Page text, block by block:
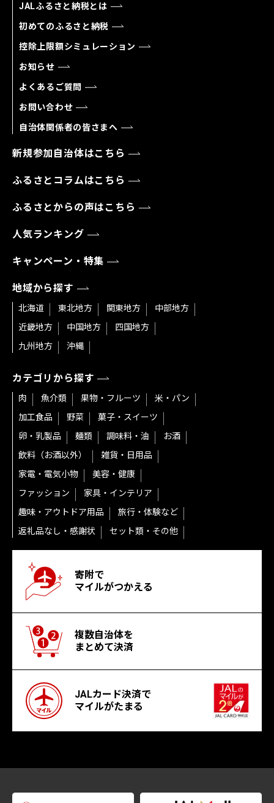
JALふるさと納税とは
初めてのふるさと納税
控除上限額シミュレーション
お知らせ
よくあるご質問
お問い合わせ
自治体関係者の皆さまへ
新規参加自治体はこちら
ふるさとコラムはこちら
ふるさとからの声はこちら
人気ランキング
キャンペーン・特集
地域から探す
北海道 東北地方 関東地方
中部地方
近畿地方
中国地方
四国地方
九州地方
沖縄
カテゴリから探す
肉 魚介類 果物・フルーツ
米・パン
加工食品
野菜
菓子・スイーツ
卵・乳製品
麺類 調味料・油
お酒
飲料（お酒以外）
雑貨・日用品
家電・電気小物
美容・健康
ファッション
家具・インテリア
趣味・アウトドア用品
旅行・体験など
返礼品なし・感謝状
セット類・その他
寄附で
マイルがつかえる
複数自治体を
まとめて決済
JALカード決済で
マイルがたまる